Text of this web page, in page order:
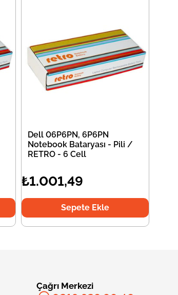
Dell 06P6PN, 6P6PN
Notebook Bataryası - Pili /
RETRO - 6 Cell
₺1.001,49
Sepete Ekle
Çağrı Merkezi